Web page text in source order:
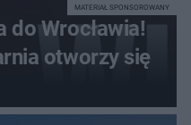
do Wrocławia!
otworzy się
MATERIAŁ SPONSOROWANY